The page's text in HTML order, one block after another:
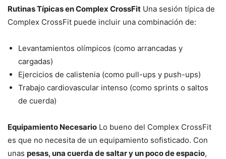
Rutinas Típicas en Complex CrossFit Una sesión típica de
Complex CrossFit puede incluir una combinación de:
Levantamientos olímpicos (como arrancadas y
cargadas)
Ejercicios de calistenia (como pull-ups y push-ups)
Trabajo cardiovascular intenso (como sprints o saltos
de cuerda)
Equipamiento Necesario Lo bueno del Complex CrossFit
es que no necesita de un equipamiento sofisticado. Con
unas pesas, una cuerda de saltar y un poco de espacio,